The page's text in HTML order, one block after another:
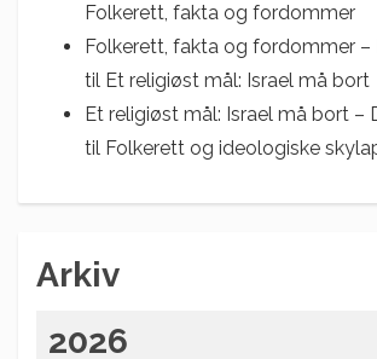
Folkerett, fakta og fordommer
Folkerett, fakta og fordommer
til Et religiøst mål: Israel må bort
Et religiøst mål: Israel må bort –
til Folkerett og ideologiske
Arkiv
2026